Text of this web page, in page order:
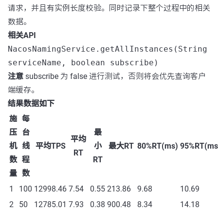
请求，并且有实例长度校验。同时记录下整个过程中的相关
数据。
相关API
NacosNamingService.getAllInstances(String
serviceName, boolean subscribe)
注意 subscribe 为 false 进行测试，否则将会优先查询客户
端缓存。
结果数据如下
施
压
机
数
量
每
台
线
程
数
平均TPS
平均
RT
最
小
RT
最大RT 80%RT(ms)
1 100 12998.46 7.54 0.55 213.86 9.68
10.69
2
50 12785.01 7.93 0.38 900.48 8.34 14.18